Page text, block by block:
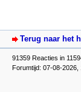
Terug naar het
91359 Reacties in
Forumtijd: 07-08-